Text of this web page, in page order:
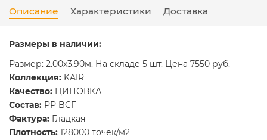
Описание Характеристики Доставка
Размеры в наличии:
Размер: 2.00x3.90м. На складе 5 шт. Цена 7550 руб.
Коллекция: KAIR
Качество: ЦИНОВКА
Состав: PP BCF
Фактура: Гладкая
Плотность: 128000 точек/м2